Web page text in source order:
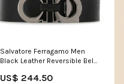
Salvatore Ferragamo Men
Black Leather Reversible Belt
US$ 244.50